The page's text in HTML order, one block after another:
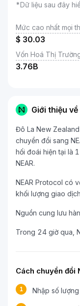
*Dữ liệu sau đây
Mức cao nhất mọi
$ 30.03
Vốn Hoá Thị
3.76B
Giới thiệu
Đô La New
chuyển đổi sang
hối đoái hiện tại là
NEAR.
NEAR Protocol có
khối lượng giao
Nguồn cung lưu
Trong 24 giờ qua,
Cách chuyển đổi
1 Nhập số